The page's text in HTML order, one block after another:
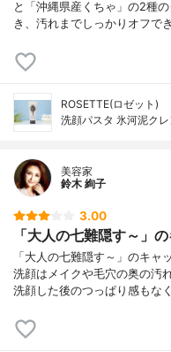
と「沖縄県産くちゃ」の2種
き、汚れまでしっかりオフで
ROSETTE(ロゼット)
洗顔パスタ 氷河泥ク
美容家
鈴木 絢子
3.00
「大人の七難隠す～」
「大人の七難隠す～」のキャ
洗顔はメイクや毛穴の奥の汚
洗顔した後のつっぱり感もな